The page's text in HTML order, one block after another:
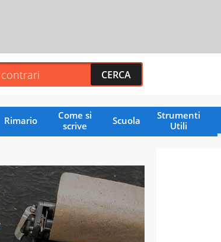
Rimario
Come si
scrive
Scuola
Strumenti
Utili